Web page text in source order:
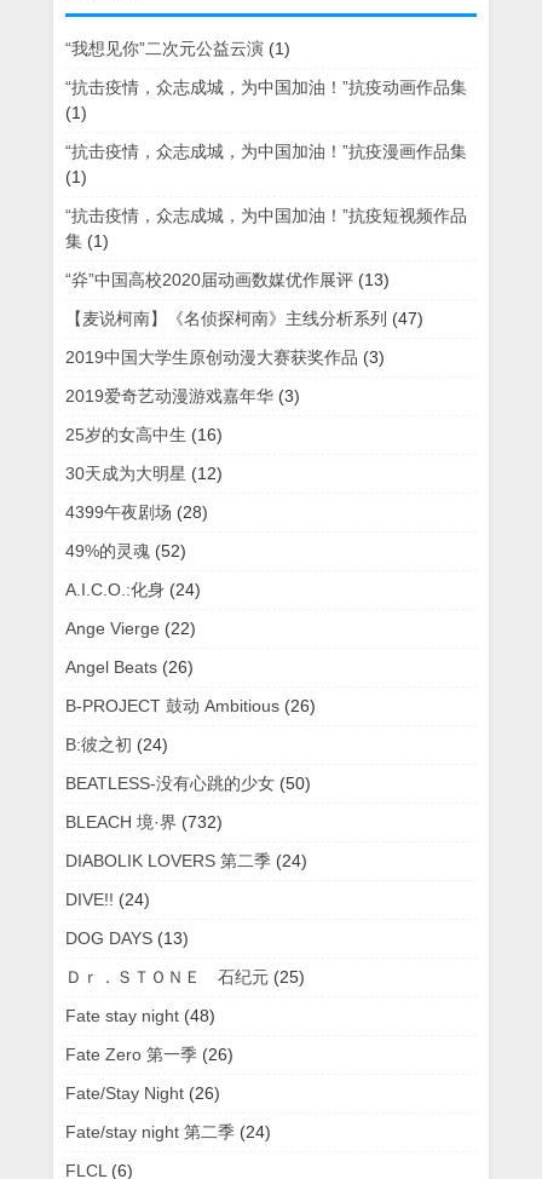
“我想见你”二次元公益云演 (1)
“抗击疫情，众志成城，为中国加油！”抗疫动画作品集
(1)
“抗击疫情，众志成城，为中国加油！”抗疫漫画作品集
(1)
“抗击疫情，众志成城，为中国加油！”抗疫短视频作品
集 (1)
“灷”中国高校2020届动画数媒优作展评 (13)
【麦说柯南】《名侦探柯南》主线分析系列 (47)
2019中国大学生原创动漫大赛获奖作品 (3)
2019爱奇艺动漫游戏嘉年华 (3)
25岁的女高中生 (16)
30天成为大明星 (12)
4399午夜剧场 (28)
49%的灵魂 (52)
A.I.C.O.:化身 (24)
Ange Vierge (22)
Angel Beats (26)
B-PROJECT 鼓动 Ambitious (26)
B:彼之初 (24)
BEATLESS-没有心跳的少女 (50)
BLEACH 境·界 (732)
DIABOLIK LOVERS 第二季 (24)
DIVE!! (24)
DOG DAYS (13)
Ｄｒ．ＳＴＯＮＥ 石纪元 (25)
Fate stay night (48)
Fate Zero 第一季 (26)
Fate/Stay Night (26)
Fate/stay night 第二季 (24)
FLCL (6)